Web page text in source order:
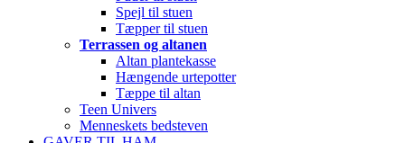
Spejl til stuen
Tæpper til stuen
Terrassen og altanen
Altan plantekasse
Hængende urtepotter
Tæppe til altan
Teen Univers
Menneskets bedsteven